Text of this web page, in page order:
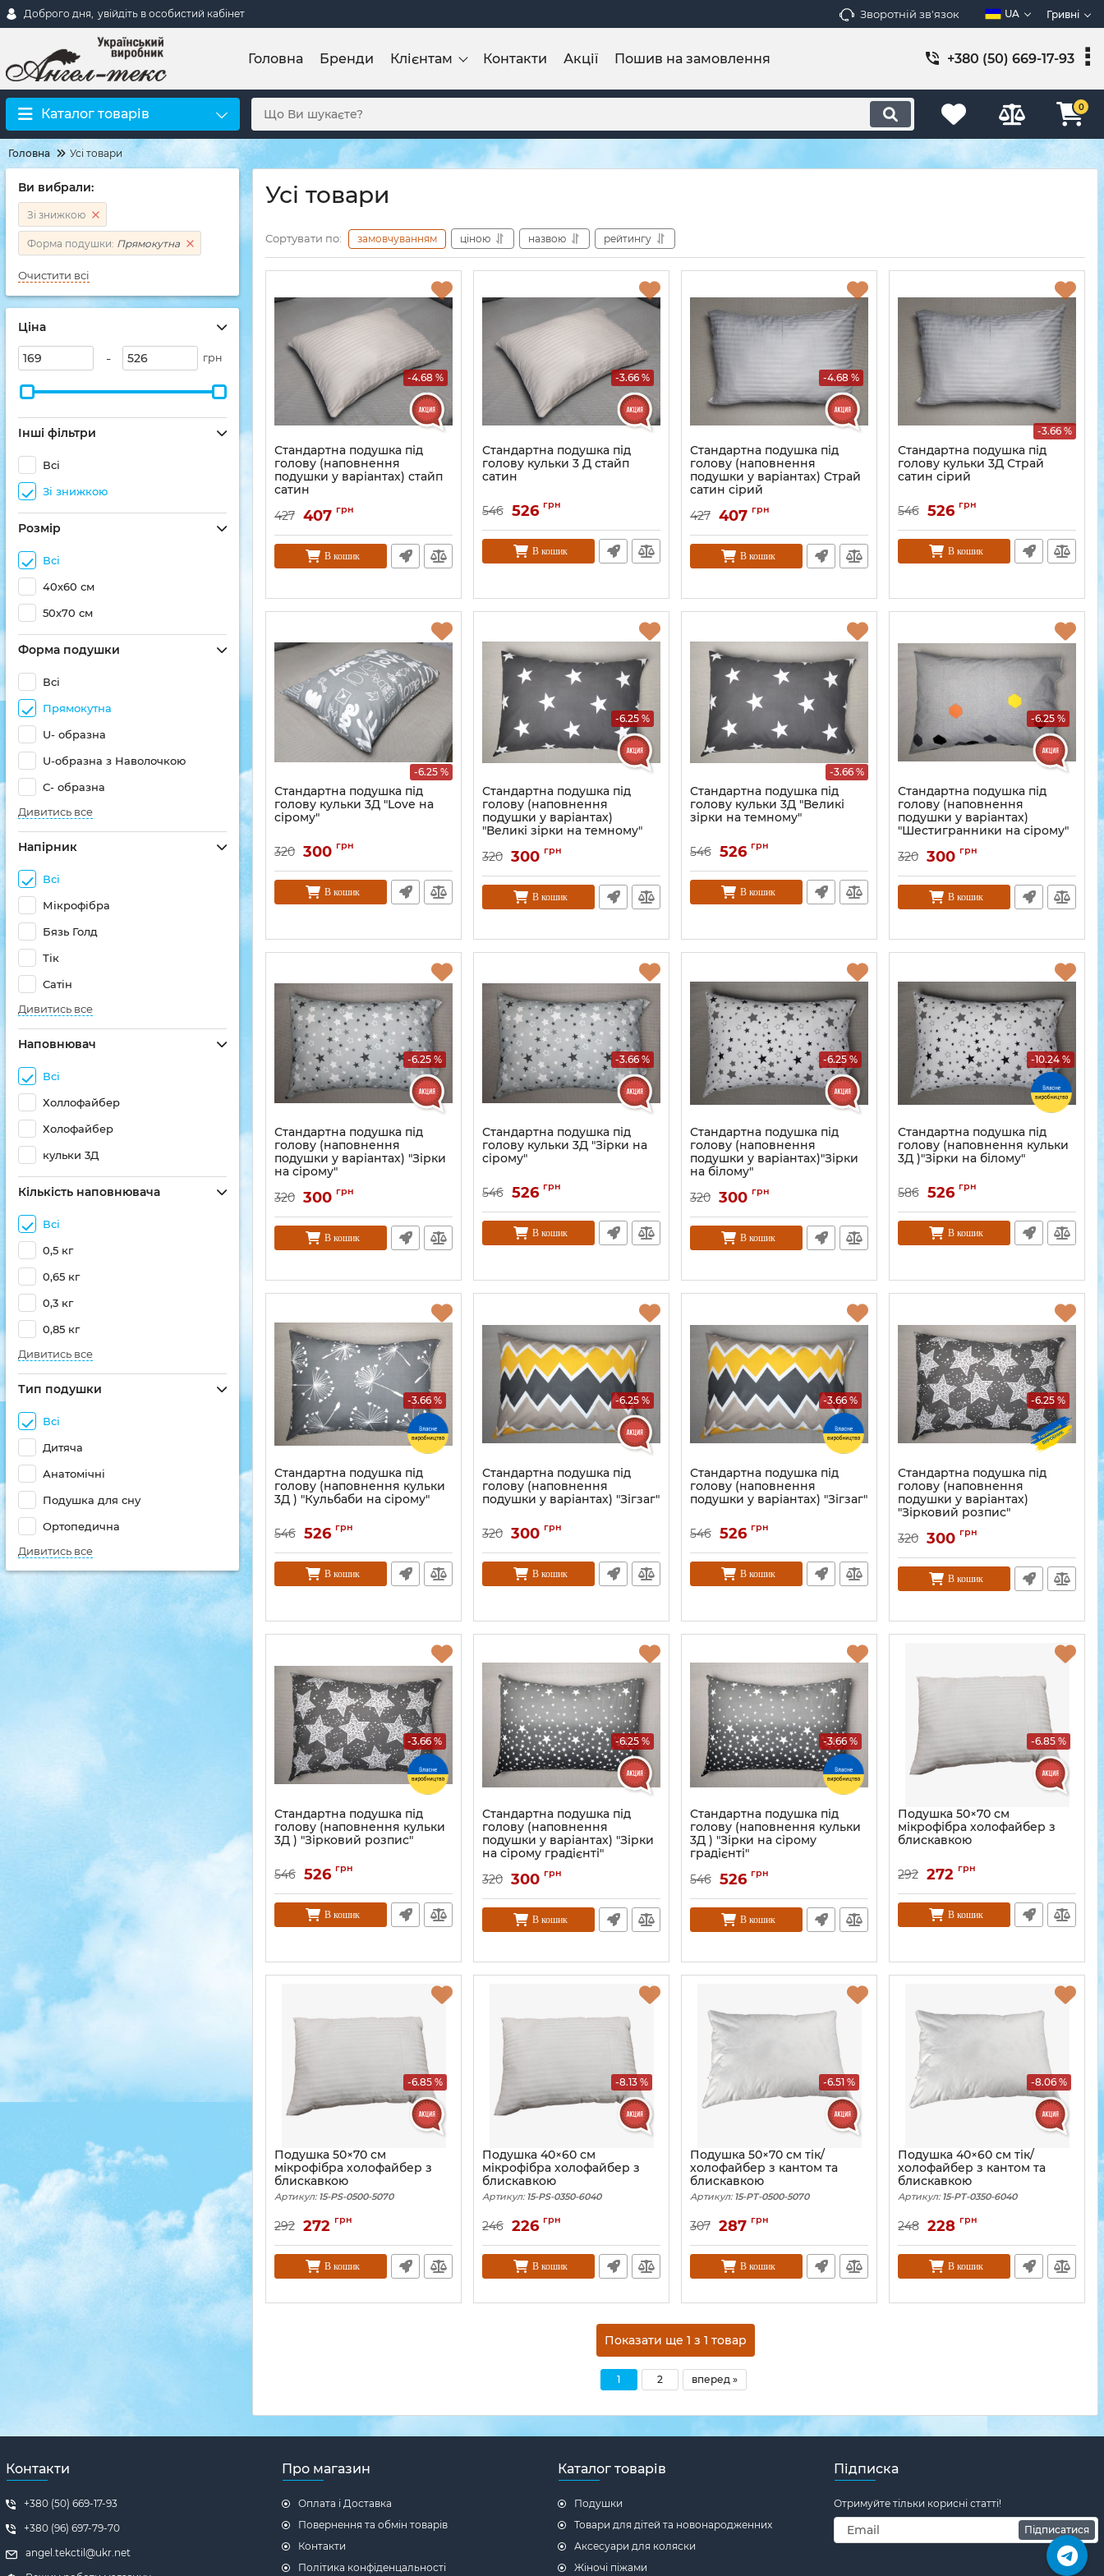
Доброго дня, увійдіть в особистий кабінет Зворотній зв'язок UA Гривні
Головна Бренди Клієнтам Контакти Акції Пошив на замовлення +380 (50) 669-17-93
Каталог товарів 0
Головна Усі товари
Ви вибрали:
Зі знижкою
Форма подушки: Прямокутна
Очистити всі
Ціна
- грн
Інші фільтри
Всі
Зі знижкою
Розмір
Всі
40х60 см
50х70 см
Форма подушки
Всі
Прямокутна
U- образна
U-образна з Наволочкою
С- образна
Дивитись все
Напірник
Всі
Мікрофібра
Бязь Голд
Тік
Сатін
Дивитись все
Наповнювач
Всі
Холлофайбер
Холофайбер
кульки 3Д
Кількість наповнювача
Всі
0,5 кг
0,65 кг
0,3 кг
0,85 кг
Дивитись все
Тип подушки
Всі
Дитяча
Анатомічні
Подушка для сну
Ортопедична
Дивитись все
Усі товари
Сортувати по: замовчуванням ціною назвою рейтингу
-4.68 %
Стандартна подушка під
голову (наповнення
подушки у варіантах) стайп
сатин
427 407 грн
В кошик
-3.66 %
Стандартна подушка під
голову кульки 3 Д стайп
сатин
546 526 грн
В кошик
-4.68 %
Стандартна подушка під
голову (наповнення
подушки у варіантах) Страй
сатин сірий
427 407 грн
В кошик
-3.66 %
Стандартна подушка під
голову кульки 3Д Страй
сатин сірий
546 526 грн
В кошик
-6.25 %
Стандартна подушка під
голову кульки 3Д "Love на
сірому"
320 300 грн
В кошик
-6.25 %
Стандартна подушка під
голову (наповнення
подушки у варіантах)
"Великі зірки на темному"
320 300 грн
В кошик
-3.66 %
Стандартна подушка під
голову кульки 3Д "Великі
зірки на темному"
546 526 грн
В кошик
-6.25 %
Стандартна подушка під
голову (наповнення
подушки у варіантах)
"Шестигранники на сірому"
320 300 грн
В кошик
-6.25 %
Стандартна подушка під
голову (наповнення
подушки у варіантах) "Зірки
на сірому"
320 300 грн
В кошик
-3.66 %
Стандартна подушка під
голову кульки 3Д "Зірки на
сірому"
546 526 грн
В кошик
-6.25 %
Стандартна подушка під
голову (наповнення
подушки у варіантах)"Зірки
на білому"
320 300 грн
В кошик
-10.24 %
Стандартна подушка під
голову (наповнення кульки
3Д )"Зірки на білому"
586 526 грн
В кошик
-3.66 %
Стандартна подушка під
голову (наповнення кульки
3Д ) "Кульбаби на сірому"
546 526 грн
В кошик
-6.25 %
Стандартна подушка під
голову (наповнення
подушки у варіантах) "Зігзаг"
320 300 грн
В кошик
-3.66 %
Стандартна подушка під
голову (наповнення
подушки у варіантах) "Зігзаг"
546 526 грн
В кошик
-6.25 %
Стандартна подушка під
голову (наповнення
подушки у варіантах)
"Зірковий розпис"
320 300 грн
В кошик
-3.66 %
Стандартна подушка під
голову (наповнення кульки
3Д ) "Зірковий розпис"
546 526 грн
В кошик
-6.25 %
Стандартна подушка під
голову (наповнення
подушки у варіантах) "Зірки
на сірому градієнті"
320 300 грн
В кошик
-3.66 %
Стандартна подушка під
голову (наповнення кульки
3Д ) "Зірки на сірому
градієнті"
546 526 грн
В кошик
-6.85 %
Подушка 50×70 см
мікрофібра холофайбер з
блискавкою
292 272 грн
В кошик
-6.85 %
Подушка 50×70 см
мікрофібра холофайбер з
блискавкою
Артикул: 15-PS-0500-5070
292 272 грн
В кошик
-8.13 %
Подушка 40×60 см
мікрофібра холофайбер з
блискавкою
Артикул: 15-PS-0350-6040
246 226 грн
В кошик
-6.51 %
Подушка 50×70 см тік/
холофайбер з кантом та
блискавкою
Артикул: 15-PT-0500-5070
307 287 грн
В кошик
-8.06 %
Подушка 40×60 см тік/
холофайбер з кантом та
блискавкою
Артикул: 15-PT-0350-6040
248 228 грн
В кошик
Показати ще 1 з 1 товар
1 2 вперед »
Контакти
+380 (50) 669-17-93
+380 (96) 697-79-70
angel.tekctil@ukr.net
Про магазин
Оплата і Доставка
Повернення та обмін товарів
Контакти
Політика конфіденцальності
Каталог товарів
Подушки
Товари для дітей та новонародженних
Аксесуари для коляски
Жіночі піжами
Підписка
Отримуйте тільки корисні статті!
Підписатися